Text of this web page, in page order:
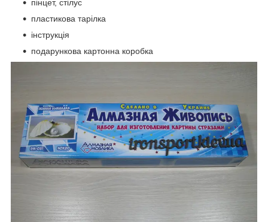
пінцет, стілус
пластикова тарілка
інструкція
подарункова картонна коробка